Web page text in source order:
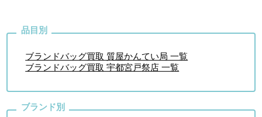
ブランドバッグ買取 質屋かんてい局 一覧
ブランドバッグ買取 宇都宮戸祭店 一覧